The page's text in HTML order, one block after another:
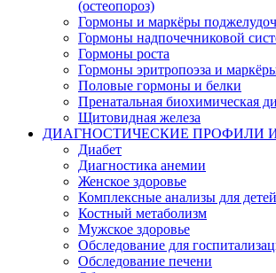
(остеопороз)
Гормоны и маркёры
Гормоны надпочечниковой
Гормоны роста
Гормоны эритропоэза и
Половые гормоны и белки
Пренатальная биохимическая
Щитовидная железа
ДИАГНОСТИЧЕСКИЕ ПРОФИЛИ
Диабет
Диагностика анемии
Женское здоровье
Комплексные анализы для детей
Костный метаболизм
Мужское здоровье
Обследование для
Обследование печени